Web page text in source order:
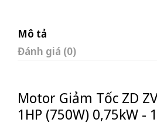
Mô tả
Đánh giá (0)
Motor Giảm Tốc ZD
1HP (750W) 0,75kW -